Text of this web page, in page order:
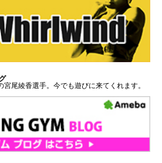
尾綾香選手。今でも遊びに来てくれます。